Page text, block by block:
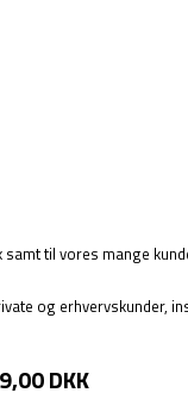
til vores mange
og erhvervskunder,
DKK